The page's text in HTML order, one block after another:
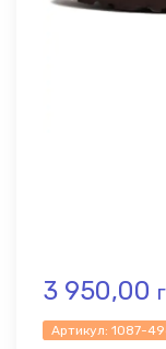
3 950,00
Артикул: 1087-